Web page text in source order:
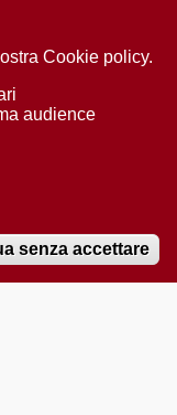
2012 del 18 giugno
Cookie policy.
audience
senza accettare